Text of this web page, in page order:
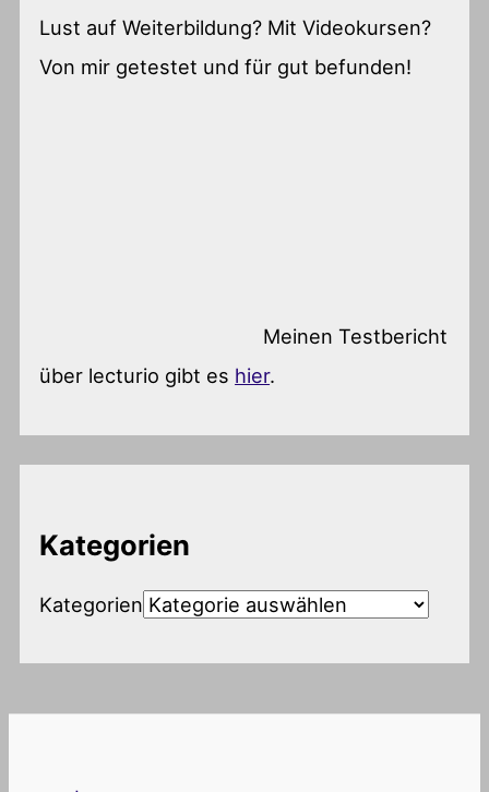
Lust auf Weiterbildung? Mit Videokursen?
Von mir getestet und für gut befunden!
Meinen Testbericht
über lecturio gibt es hier.
Kategorien
Kategorien